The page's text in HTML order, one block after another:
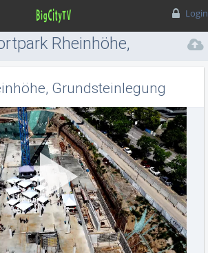
Login
Rheinhöhe,
Grundsteinlegung